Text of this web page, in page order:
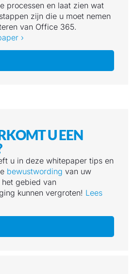
processen en laat zien wat
zijn die u moet nemen
van Office 365.
›
U EEN
u in deze whitepaper tips en
bewustwording van uw
gebied van
kunnen vergroten! Lees